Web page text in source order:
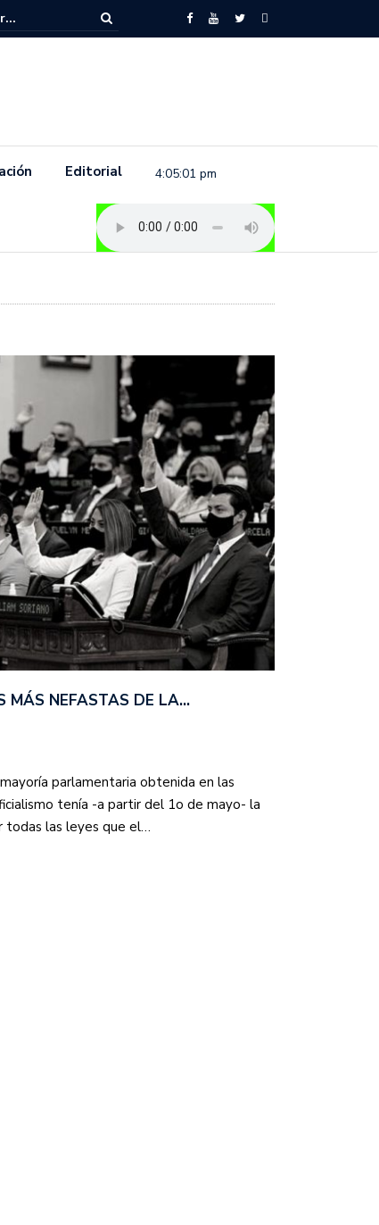
se pronuncia previo a la conmemoración del 8 de marzo
Editorial 4:05:02 pm
MÁS NEFASTAS DE LA…
parlamentaria obtenida en las
tenía -a partir del 1o de mayo- la
todas las leyes que el…